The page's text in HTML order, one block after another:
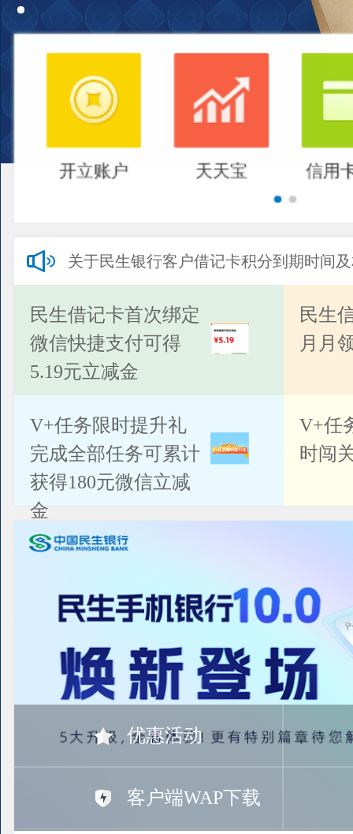
开立账户 天天宝 信用
关于民生银行客户借记卡积分到期时间
公告
民生借记卡首次绑定
微信快捷支付可得
5.19元立减金
民生
月月
V+任务限时提升礼
完成全部任务可累计
获得180元微信立减
金
V+任
时闯
优惠活动
客户端WAP下载